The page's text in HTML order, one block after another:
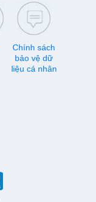
Chính sách
bảo vệ dữ
liệu cá nhân